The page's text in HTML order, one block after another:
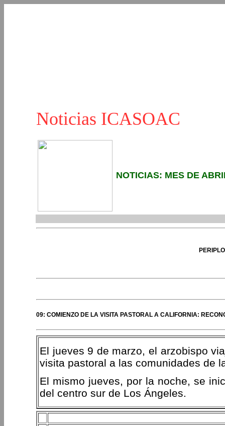
Noticias ICASOAC
NOTICIAS: MES DE
09: COMIENZO DE LA VISITA PASTORAL A CALIFORNIA:
El jueves 9 de marzo, el arzobispo
visita pastoral a las comunidades de
El mismo jueves, por la noche, se
del centro sur de Los Ángeles.